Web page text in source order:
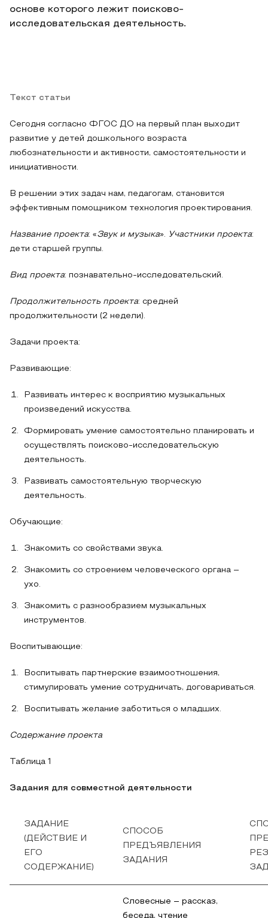
основе которого лежит поисково-
исследовательская деятельность.
Текст статьи
Сегодня согласно ФГОС ДО на первый план выходит
развитие у детей дошкольного возраста
любознательности и активности, самостоятельности и
инициативности.
В решении этих задач нам, педагогам, становится
эффективным помощником технология проектирования.
Название проекта: «Звук и музыка». Участники проекта:
дети старшей группы.
Вид проекта: познавательно-исследовательский.
Продолжительность проекта: средней
продолжительности (2 недели).
Задачи проекта:
Развивающие:
Развивать интерес к восприятию музыкальных
произведений искусства.
Формировать умение самостоятельно планировать и
осуществлять поисково-исследовательскую
деятельность.
Развивать самостоятельную творческую
деятельность.
Обучающие:
Знакомить со свойствами звука.
Знакомить со строением человеческого органа –
ухо.
Знакомить с разнообразием музыкальных
инструментов.
Воспитывающие:
Воспитывать партнерские взаимоотношения,
стимулировать умение сотрудничать, договариваться.
Воспитывать желание заботиться о младших.
Содержание проекта
Таблица 1
Задания для совместной деятельности
ЗАДАНИЕ
(ДЕЙСТВИЕ И
ЕГО
СОДЕРЖАНИЕ)
СПОСОБ
ПРЕДЪЯВЛЕНИЯ
ЗАДАНИЯ
Словесные – рассказ,
беседа, чтение